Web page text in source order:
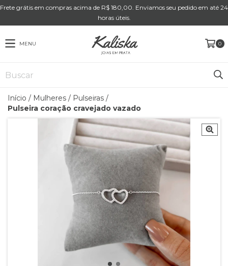
Frete grátis em compras acima de R$ 180,00. Enviamos seu pedido em até 24
horas úteis.
MENU 0
Início / Mulheres / Pulseiras /
Pulseira coração cravejado vazado